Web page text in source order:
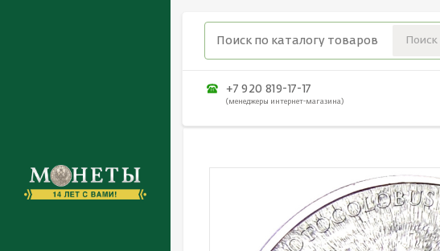
+7 920 819-17-17
(менеджеры интернет-магазина)